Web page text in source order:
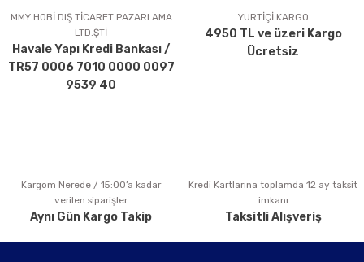
Ürün açıklamasında eksik bilgiler bulunuyor.
Ürün bilgilerinde hatalar bulunuyor.
Ürün fiyatı diğer sitelerden daha pahalı.
Bu ürüne benzer farklı alternatifler olmalı.
Gönder
MMY HOBİ DIŞ TİCARET PAZARLAMA
LTD.ŞTİ
Havale Yapı Kredi Bankası /
TR57 0006 7010 0000 0097
9539 40
YURTİÇİ KARGO
4950 TL ve üzeri Kargo
Ücretsiz
Kargom Nerede / 15:00’a kadar
verilen siparişler
Aynı Gün Kargo Takip
Kredi Kartlarına toplamda 12 ay taksit
imkanı
Taksitli Alışveriş